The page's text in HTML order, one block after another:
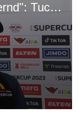
01:37 | "Extrem ernüchternd": Tuchel komplett fassungslos